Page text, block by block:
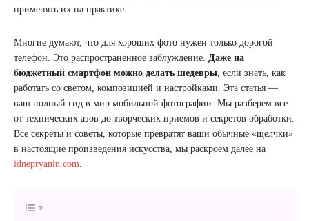
применять их на практике.
Многие думают, что для хороших фото нужен только дорогой
телефон. Это распространенное заблуждение. Даже на
бюджетный смартфон можно делать шедевры , если знать, как
работать со светом, композицией и настройками. Эта статья —
ваш полный гид в мир мобильной фотографии. Мы разберем все:
от технических азов до творческих приемов и секретов обработки.
Все секреты и советы, которые превратят ваши обычные «щелчки»
в настоящие произведения искусства, мы раскроем далее на
idnepryanin.com